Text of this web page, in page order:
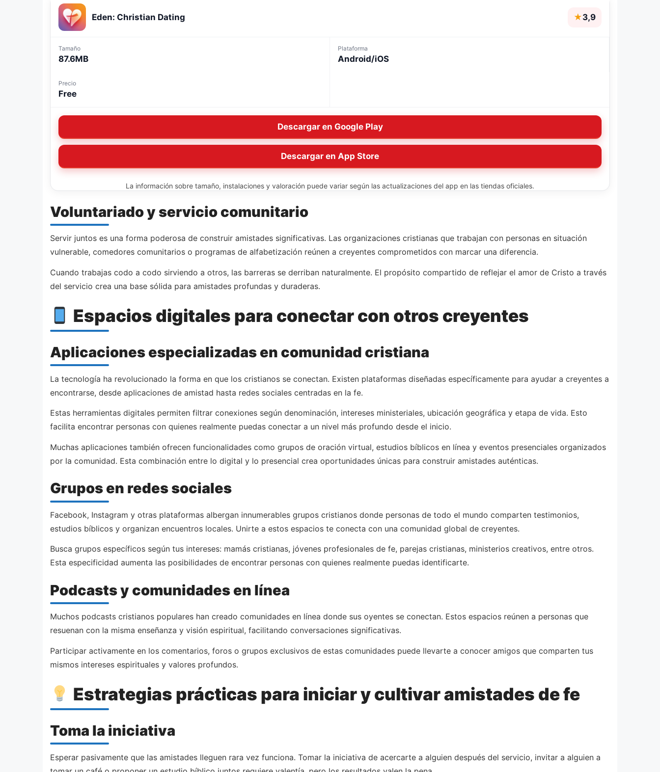
Eden: Christian Dating ★3,9
Tamaño
87.6MB
Plataforma
Android/iOS
Precio
Free
Descargar en Google Play
Descargar en App Store
La información sobre tamaño, instalaciones y valoración puede variar según las actualizaciones del app en las tiendas oficiales.
Voluntariado y servicio comunitario
Servir juntos es una forma poderosa de construir amistades significativas. Las organizaciones cristianas que trabajan con personas en situación
vulnerable, comedores comunitarios o programas de alfabetización reúnen a creyentes comprometidos con marcar una diferencia.
Cuando trabajas codo a codo sirviendo a otros, las barreras se derriban naturalmente. El propósito compartido de reflejar el amor de Cristo a través
del servicio crea una base sólida para amistades profundas y duraderas.
Espacios digitales para conectar con otros creyentes
Aplicaciones especializadas en comunidad cristiana
La tecnología ha revolucionado la forma en que los cristianos se conectan. Existen plataformas diseñadas específicamente para ayudar a creyentes a
encontrarse, desde aplicaciones de amistad hasta redes sociales centradas en la fe.
Estas herramientas digitales permiten filtrar conexiones según denominación, intereses ministeriales, ubicación geográfica y etapa de vida. Esto
facilita encontrar personas con quienes realmente puedas conectar a un nivel más profundo desde el inicio.
Muchas aplicaciones también ofrecen funcionalidades como grupos de oración virtual, estudios bíblicos en línea y eventos presenciales organizados
por la comunidad. Esta combinación entre lo digital y lo presencial crea oportunidades únicas para construir amistades auténticas.
Grupos en redes sociales
Facebook, Instagram y otras plataformas albergan innumerables grupos cristianos donde personas de todo el mundo comparten testimonios,
estudios bíblicos y organizan encuentros locales. Unirte a estos espacios te conecta con una comunidad global de creyentes.
Busca grupos específicos según tus intereses: mamás cristianas, jóvenes profesionales de fe, parejas cristianas, ministerios creativos, entre otros.
Esta especificidad aumenta las posibilidades de encontrar personas con quienes realmente puedas identificarte.
Podcasts y comunidades en línea
Muchos podcasts cristianos populares han creado comunidades en línea donde sus oyentes se conectan. Estos espacios reúnen a personas que
resuenan con la misma enseñanza y visión espiritual, facilitando conversaciones significativas.
Participar activamente en los comentarios, foros o grupos exclusivos de estas comunidades puede llevarte a conocer amigos que comparten tus
mismos intereses espirituales y valores profundos.
Estrategias prácticas para iniciar y cultivar amistades de fe
Toma la iniciativa
Esperar pasivamente que las amistades lleguen rara vez funciona. Tomar la iniciativa de acercarte a alguien después del servicio, invitar a alguien a